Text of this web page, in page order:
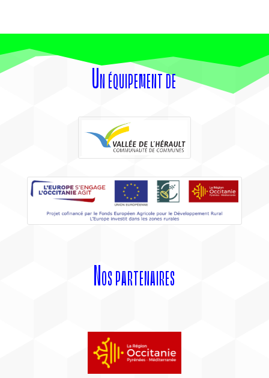
Un équipement de
Nos partenaires